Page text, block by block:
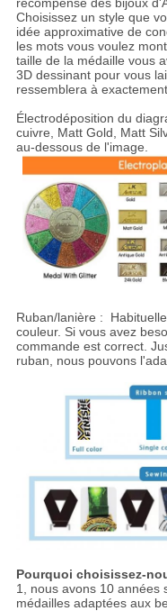
récompense des bijoux
Choisissez un style que
idée approximative de
les mots vous voulez
taille de la médaille vous
3D dessinant pour vous
ressemblera à
Électrodéposition du
cuivre, Matt Gold, Matt
au-dessous de l'image.
Ruban/lanière :
couleur. Si vous avez
commande est correct.
ruban, nous pouvons
Pourquoi choisissez-
1, nous avons 10 années
médailles adaptées aux